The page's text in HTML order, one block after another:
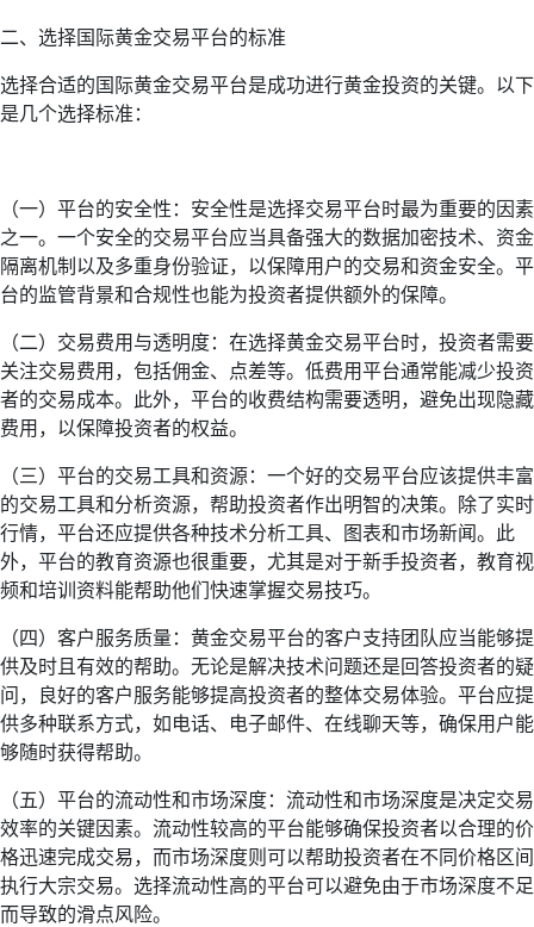
二、选择国际黄金交易平台的标准
选择合适的国际黄金交易平台是成功进行黄金投资的关键。以下
是几个选择标准：
（一）平台的安全性：安全性是选择交易平台时最为重要的因素
之一。一个安全的交易平台应当具备强大的数据加密技术、资金
隔离机制以及多重身份验证，以保障用户的交易和资金安全。平
台的监管背景和合规性也能为投资者提供额外的保障。
（二）交易费用与透明度：在选择黄金交易平台时，投资者需要
关注交易费用，包括佣金、点差等。低费用平台通常能减少投资
者的交易成本。此外，平台的收费结构需要透明，避免出现隐藏
费用，以保障投资者的权益。
（三）平台的交易工具和资源：一个好的交易平台应该提供丰富
的交易工具和分析资源，帮助投资者作出明智的决策。除了实时
行情，平台还应提供各种技术分析工具、图表和市场新闻。此
外，平台的教育资源也很重要，尤其是对于新手投资者，教育视
频和培训资料能帮助他们快速掌握交易技巧。
（四）客户服务质量：黄金交易平台的客户支持团队应当能够提
供及时且有效的帮助。无论是解决技术问题还是回答投资者的疑
问，良好的客户服务能够提高投资者的整体交易体验。平台应提
供多种联系方式，如电话、电子邮件、在线聊天等，确保用户能
够随时获得帮助。
（五）平台的流动性和市场深度：流动性和市场深度是决定交易
效率的关键因素。流动性较高的平台能够确保投资者以合理的价
格迅速完成交易，而市场深度则可以帮助投资者在不同价格区间
执行大宗交易。选择流动性高的平台可以避免由于市场深度不足
而导致的滑点风险。